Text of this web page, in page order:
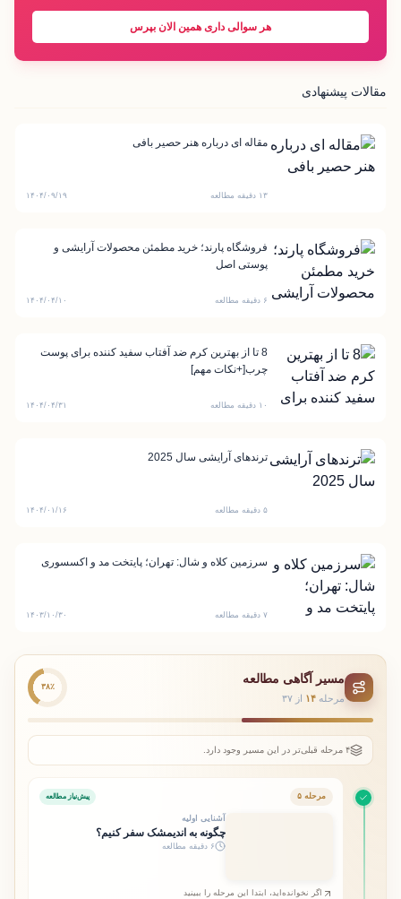
هر سوالی داری همین الان بپرس
مقالات پیشنهادی
مقاله ای درباره هنر حصیر بافی
۱۳ دقیقه مطالعه ۱۴۰۴/۰۹/۱۹
فروشگاه پارند؛ خرید مطمئن محصولات آرایشی و
پوستی اصل
۶ دقیقه مطالعه ۱۴۰۴/۰۴/۱۰
8 تا از بهترین کرم ضد آفتاب سفید کننده برای پوست
چرب[+نکات مهم]
۱۰ دقیقه مطالعه ۱۴۰۴/۰۴/۳۱
ترندهای آرایشی سال 2025
۵ دقیقه مطالعه ۱۴۰۴/۰۱/۱۶
سرزمین کلاه و شال: تهران؛ پایتخت مد و اکسسوری
۷ دقیقه مطالعه ۱۴۰۳/۱۰/۳۰
مسیر آگاهی مطالعه
مرحله۱۴ از ۳۷
۳۸٪
۴ مرحله قبلی‌تر در این مسیر وجود دارد.
مرحله ۵ پیش‌نیاز مطالعه
آشنایی اولیه
چگونه به اندیمشک سفر کنیم؟
۶ دقیقه مطالعه
اگر نخوانده‌اید، ابتدا این مرحله را ببینید